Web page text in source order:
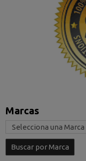
Marcas